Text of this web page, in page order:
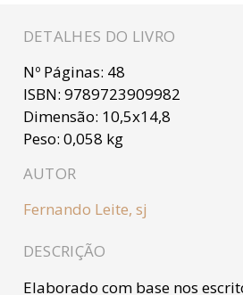
DETALHES DO LIVRO
Nº Páginas: 48
ISBN: 9789723909982
Dimensão: 10,5x14,8
Peso: 0,058 kg
AUTOR
Fernando Leite, sj
DESCRIÇÃO
Elaborado com base nos